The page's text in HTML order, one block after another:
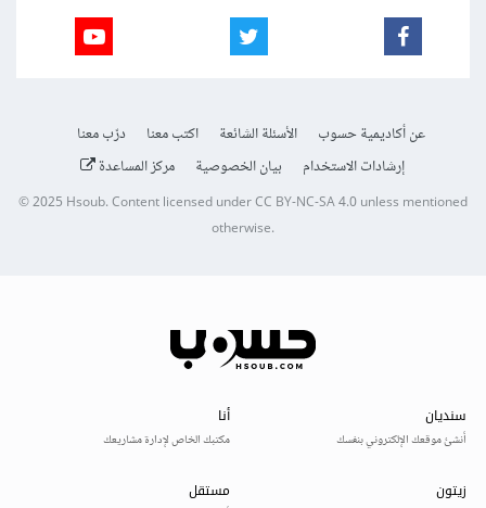
عن أكاديمية حسوب الأسئلة الشائعة اكتب معنا
درّب معنا
إرشادات الاستخدام
بيان الخصوصية مركز المساعدة
© 2025Hsoub.Content licensed underCC BY-NC-SA 4.0unless mentioned
otherwise.